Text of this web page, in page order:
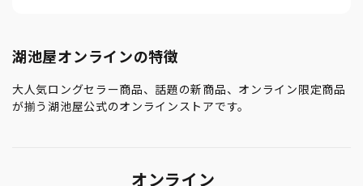
湖池屋オンラインの特徴
大人気ロングセラー商品、話題の新商品、オンライン限定商品
が揃う湖池屋公式のオンラインストアです。
オンライン